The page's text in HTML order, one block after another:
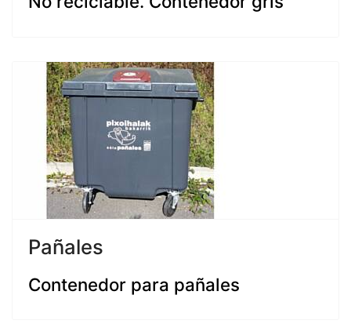
Pañales
Contenedor para pañales